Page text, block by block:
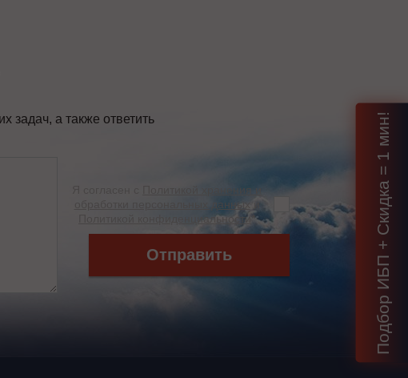
задач, а также ответить
Политикой хранения и
обработки персональных данных
и
Политикой конфиденциальности *
Отправить Подбор ИБП + Скидка = 1 мин!